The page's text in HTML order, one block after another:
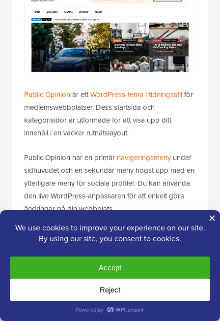
Public Opinionär ettWordPress-tema i tidningsstilför
medlemswebbplatser. Dess startsida och
kategorisidor är utformade för att visa upp ditt
innehåll i en vacker rutnätslayout.
Public Opinion har en primär navigeringsmenyunder
sidhuvudet och en sekundär meny högst upp med en
ytterligare meny för sociala profiler. Du kan använda
den live WordPress-anpassaren för att enkelt göra
ändringar på din webbplats.
14. Tänkaren